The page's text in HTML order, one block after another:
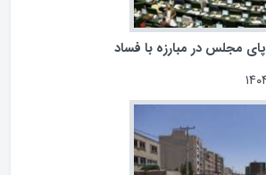
مجلس در مبارزه با فساد